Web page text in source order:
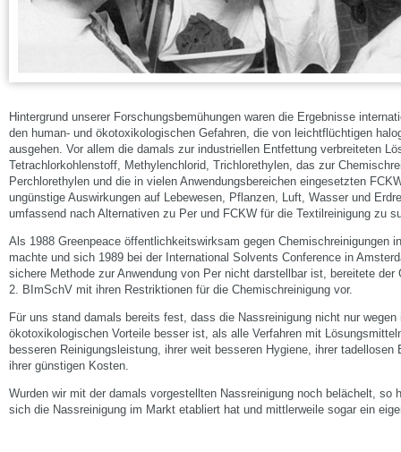
Hintergrund unserer Forschungsbemühungen waren die Ergebnisse
den human- und ökotoxikologischen Gefahren, die von leichtflüchtigen
ausgehen. Vor allem die damals zur industriellen Entfettung verbreiteten
Tetrachlorkohlenstoff, Methylenchlorid, Trichlorethylen, das zur
Perchlorethylen und die in vielen Anwendungsbereichen eingesetzten
ungünstige Auswirkungen auf Lebewesen, Pflanzen, Luft, Wasser und
umfassend nach Alternativen zu Per und FCKW für die Textilreinigung zu
Als 1988 Greenpeace öffentlichkeitswirksam gegen Chemischreinigungen
machte und sich 1989 bei der International Solvents Conference in
sichere Methode zur Anwendung von Per nicht darstellbar ist, bereitete der
2. BImSchV mit ihren Restriktionen für die Chemischreinigung vor.
Für uns stand damals bereits fest, dass die Nassreinigung nicht nur wegen
ökotoxikologischen Vorteile besser ist, als alle Verfahren mit
besseren Reinigungsleistung, ihrer weit besseren Hygiene, ihrer tadellosen
ihrer günstigen Kosten.
Wurden wir mit der damals vorgestellten Nassreinigung noch belächelt, so
sich die Nassreinigung im Markt etabliert hat und mittlerweile sogar ein